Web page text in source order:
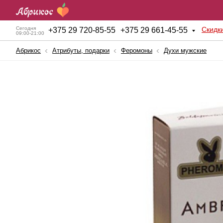
Сегодня
09:00-21:00
+375 29 720-85-55 +375 29 661-45-55
Куклы для секса
Мужские помпы
Насадки и Кольца
Секс-машины
Фаллоимитаторы
Абрикос Атрибуты, подарки Феромоны Духи мужские